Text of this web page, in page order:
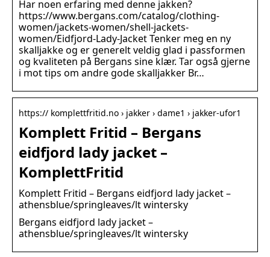
Har noen erfaring med denne jakken?
https://www.bergans.com/catalog/clothing-
women/jackets-women/shell-jackets-
women/Eidfjord-Lady-Jacket Tenker meg en ny
skalljakke og er generelt veldig glad i passformen
og kvaliteten på Bergans sine klær. Tar også gjerne
i mot tips om andre gode skalljakker Br…
https:// komplettfritid.no › jakker › dame1 › jakker-ufor1
Komplett Fritid – Bergans
eidfjord lady jacket –
KomplettFritid
Komplett Fritid – Bergans eidfjord lady jacket –
athensblue/springleaves/lt wintersky
Bergans eidfjord lady jacket –
athensblue/springleaves/lt wintersky